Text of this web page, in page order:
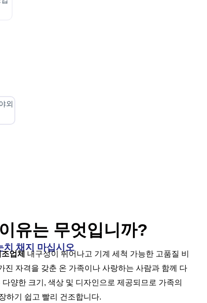
유는 무엇입니까?
치 채지 마십시오
업체 내구성이 뛰어나고 기계 세척 가능한 고품질 비
진 자격을 갖춘 온 가족이나 사랑하는 사람과 함께 다
양한 크기, 색상 및 디자인으로 제공되므로 가족의
하기 쉽고 빨리 건조합니다.